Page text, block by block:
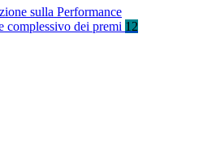
sulla Performance
complessivo dei premi 12